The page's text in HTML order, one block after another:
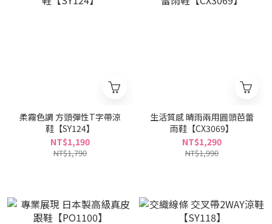
柔霧色調 方頭彈性T字帶涼
鞋【SY124】
NT$1,190
NT$1,790
生活質感 晴雨兩用圓頭芭蕾
雨鞋【CX3069】
NT$1,290
NT$1,990